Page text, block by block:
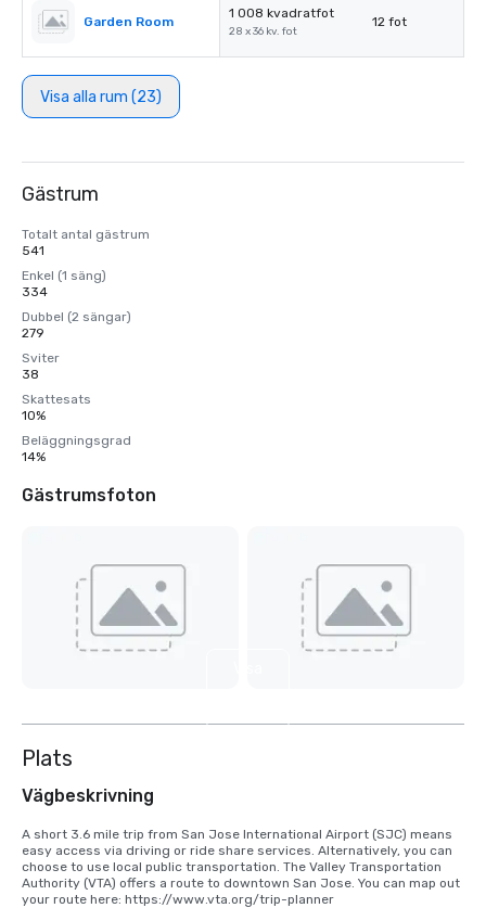
Garden Room
1 008 kvadratfot
28 x 36 kv. fot
12 fot
Visa alla rum (23)
Gästrum
Totalt antal gästrum
541
Enkel (1 säng)
334
Dubbel (2 sängar)
279
Sviter
38
Skattesats
10%
Beläggningsgrad
14%
Gästrumsfoton
Plats
Vägbeskrivning
A short 3.6 mile trip from San Jose International Airport (SJC) means
easy access via driving or ride share services. Alternatively, you can
choose to use local public transportation. The Valley Transportation
Authority (VTA) offers a route to downtown San Jose. You can map out
your route here: https://www.vta.org/trip-planner